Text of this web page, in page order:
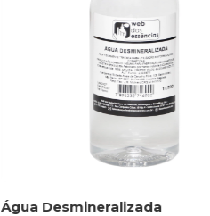
Água Desmineralizada